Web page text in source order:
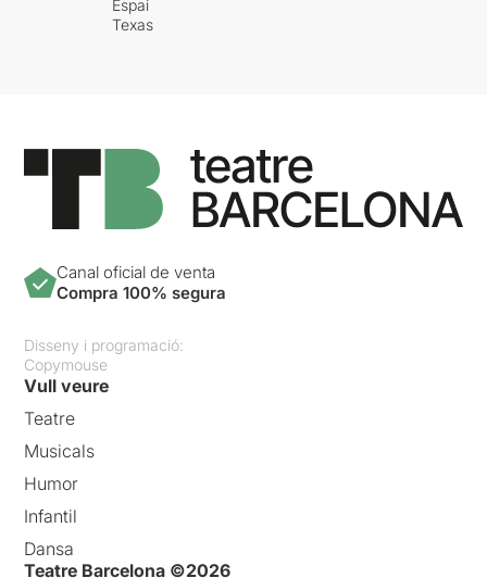
Espai
Texas
Canal oficial de venta
Compra 100% segura
Disseny i programació:
Copymouse
Vull veure
Teatre
Musicals
Humor
Infantil
Dansa
Teatre Barcelona ©2026